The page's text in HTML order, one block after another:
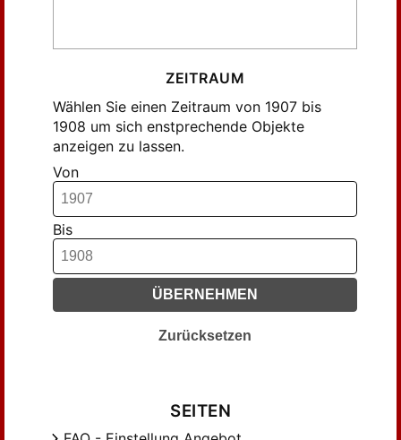
ZEITRAUM
Wählen Sie einen Zeitraum von 1907 bis
1908 um sich enstprechende Objekte
anzeigen zu lassen.
Von
Bis
ÜBERNEHMEN
Zurücksetzen
SEITEN